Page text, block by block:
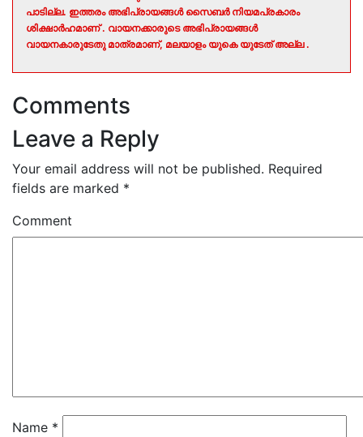
പാടില്ല. ഇത്തരം അഭിപ്രായങ്ങൾ സൈബർ നിയമപ്രകാരം
ശിക്ഷാർഹമാണ് . വായനക്കാരുടെ അഭിപ്രായങ്ങൾ
വായനകാരുടേതു മാത്രമാണ്, മലയാളം യുകെ യുടേത് അല്ല .
Comments
Leave a Reply
Your email address will not be published. Required
fields are marked *
Comment
Name *